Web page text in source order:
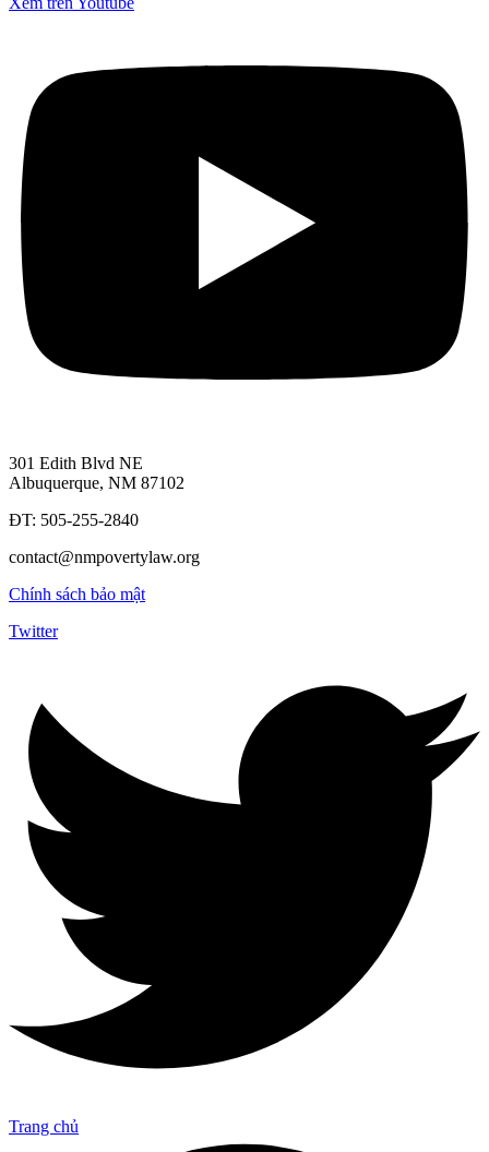
301 Edith Blvd NE
Albuquerque, NM 87102
ĐT: 505-255-2840
contact@nmpovertylaw.org
Chính sách bảo mật
Twitter
Trang chủ